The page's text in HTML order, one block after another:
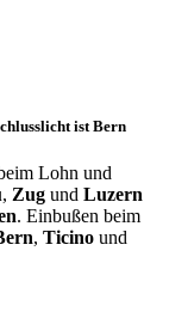
ist Bern
Lohn und
, Zug und Luzern
. Einbußen beim
, Ticino und